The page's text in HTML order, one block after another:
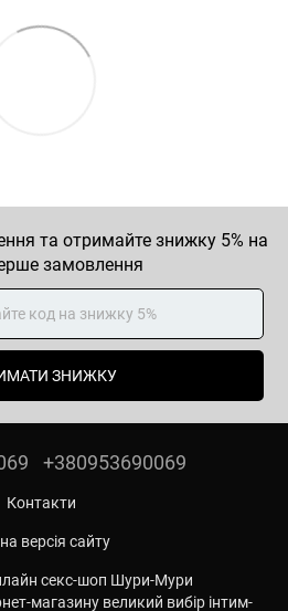
та отримайте знижку 5% на
замовлення
ЗНИЖКУ
+380953690069
Контакти
версія сайту
секс-шоп Шури-Мури
магазину великий вибір інтим-